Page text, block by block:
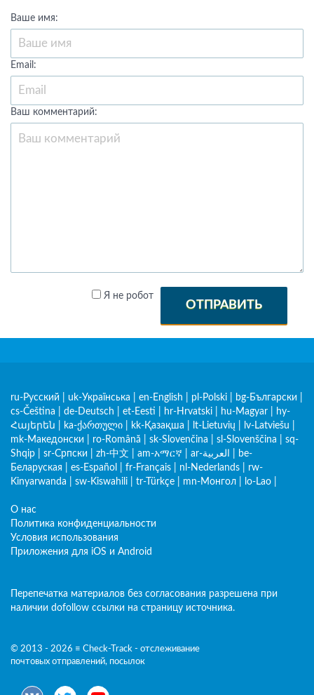
Ваше имя:
Email:
Ваш комментарий:
Я не робот
ОТПРАВИТЬ
ru-Русский uk-Українська en-English pl-Polski bg-Български
cs-Čeština
de-Deutsch et-Eesti hr-Hrvatski hu-Magyar
hy-
Հայերեն
ka-ქართული kk-Қазақша lt-Lietuvių lv-Latviešu
mk-Македонски
ro-Română sk-Slovenčina sl-Slovenščina
sq-
Shqip
sr-Српски zh-中文 am-አማርኛ ar-العربية
be-
Беларуская
es-Español fr-Français nl-Nederlands
rw-
Kinyarwanda
sw-Kiswahili tr-Türkçe mn-Монгол lo-Lao
О нас
Политика конфиденциальности
Условия использования
Приложения для iOS и Android
Перепечатка материалов без согласования разрешена при
наличии dofollow ссылки на страницу источника.
© 2013 - 2026 ≡ Check-Track - отслеживание
почтовых отправлений, посылок